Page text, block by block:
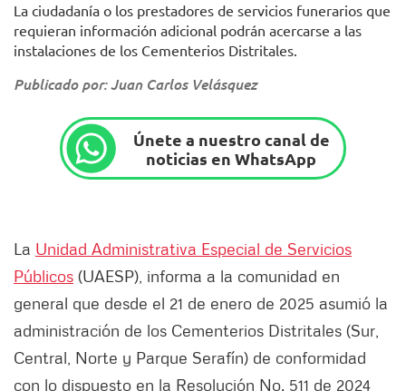
La ciudadanía o los prestadores de servicios funerarios que
requieran información adicional podrán acercarse a las
instalaciones de los Cementerios Distritales.
Publicado por: Juan Carlos Velásquez
Únete a nuestro canal de
noticias en WhatsApp
La Unidad Administrativa Especial de Servicios
Públicos (UAESP), informa a la comunidad en
general que desde el 21 de enero de 2025 asumió la
administración de los Cementerios Distritales (Sur,
Central, Norte y Parque Serafín) de conformidad
con lo dispuesto en la Resolución No. 511 de 2024